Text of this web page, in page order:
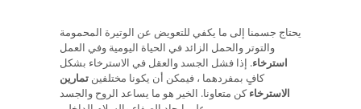
يحتاج جسمنا إلى ما يكفي للتعويض عن الوتيرة المحمومة
والتوتر والحمل الزائد في الحياة اليومية وفي العمل
استرخاء. إذا فشل الجسد والعقل في الاسترخاء بشكل
كافٍ بمفردهما ، فيمكن أن يكونا مختلفين تمارين
الاسترخاءكن متعاونا. الخير هو ما يساعد الروح والجسد